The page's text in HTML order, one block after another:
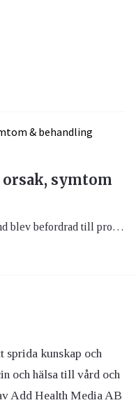
symtom
När hjärnforskaren Hedvig Söderlund blev befordrad till professor i psykologi var hon sjukskriven för utmattningssyndrom. Nu har hon kommit ut med boken ”Den utbrända hjärnforskaren” (Bonnier Fakta), där hon beskriver sina personliga erfarenheter men även fakta kring sjukdomen.
sprida kunskap och
och hälsa till vård och
Add Health Media AB